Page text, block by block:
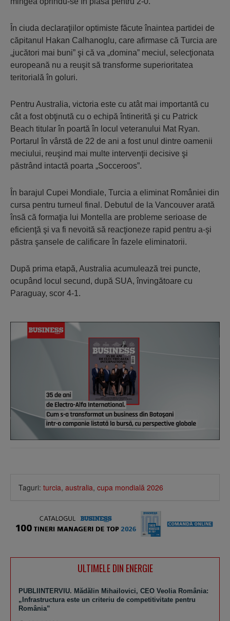
În ciuda declaraţiilor optimiste făcute înaintea partidei de
căpitanul Hakan Calhanoglu, care afirmase că Turcia are
„jucători mai buni” şi că va „domina” meciul, selecţionata
europeană nu a reuşit să transforme superioritatea
teritorială în goluri.
Pentru Australia, victoria este cu atât mai importantă cu
cât a fost obţinută cu o echipă întinerită şi cu Patrick
Beach titular în poartă în locul veteranului Mat Ryan.
Portarul în vârstă de 22 de ani a fost unul dintre oamenii
meciului, reuşind mai multe intervenţii decisive şi
păstrând intactă poarta „Socceroos”.
În barajul Cupei Mondiale, Turcia a eliminat României din
cursa pentru turneul final. Debutul de la Vancouver arată
însă că formaţia lui Montella are probleme serioase de
eficienţă şi va fi nevoită să reacţioneze rapid pentru a-şi
păstra şansele de calificare în fazele eliminatorii.
După prima etapă, Australia acumulează trei puncte,
ocupând locul secund, după SUA, învingătoare cu
Paraguay, scor 4-1.
Taguri: turcia, australia, cupa mondială 2026
ULTIMELE DIN ENERGIE
PUBLIINTERVIU. Mădălin Mihailovici, CEO Veolia România:
„Infrastructura este un criteriu de competitivitate pentru
România”